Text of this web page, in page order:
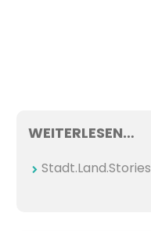
WEITERLESEN…
Stadt.Land.Stories